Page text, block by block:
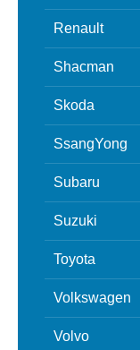
Renault
Shacman
Skoda
SsangYong
Subaru
Suzuki
Toyota
Volkswagen
Volvo